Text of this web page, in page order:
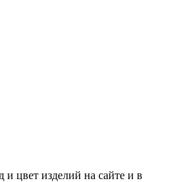
цвет изделий на сайте и в